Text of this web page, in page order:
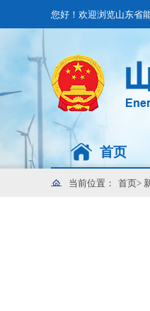
您好！欢迎浏览山东省
首页
当前位置： 首页>